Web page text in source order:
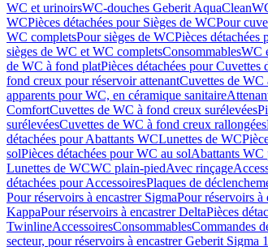
WC et urinoirsWC-douches Geberit AquaClean
WCPièces détachées pour Sièges de WCPour
WC completsPour sièges de WCPièces détachées
sièges de WC et WC completsConsommablesWC
de WC à fond platPièces détachées pour
fond creux pour réservoir attenantCuvettes de WC
apparents pour WC, en céramique sanitaire
ComfortCuvettes de WC à fond creux surélevées
surélevéesCuvettes de WC à fond creux rallongées
détachées pour Abattants WCLunettes de WC
solPièces détachées pour WC au solAbattants WC
Lunettes de WCWC plain-piedAvec rinçage
détachées pour AccessoiresPlaques de
Pour réservoirs à encastrer SigmaPour réservoirs à
KappaPour réservoirs à encastrer DeltaPièces
TwinlineAccessoiresConsommablesCommandes
secteur, pour réservoirs à encastrer Geberit Sigma